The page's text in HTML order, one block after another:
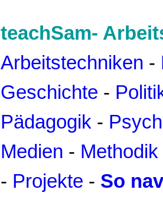
teachSam-
Arbeitstechniken -
Geschichte -
Pädagogik -
Medien -
- Projekte - So